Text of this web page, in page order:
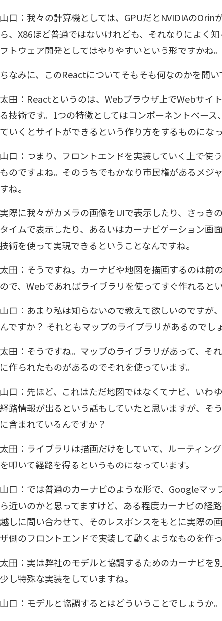
山口：我々の計算機としては、GPUだとNVIDIAのOrin
ら、X86ほど普通ではないけれども、それなりによく
フトウェア開発としてはやりやすいという形ですかね。
ちなみに、このReactについてそもそも何なのかを聞
太田：Reactというのは、Webブラウザ上でWebサイ
る技術です。1つの特徴としてはコンポーネントベー
ていくとサイトができるという作り方をするものにな
山口：つまり、フロントエンドを実装していく上で使
ものですよね。そのうちでもかなり市民権があるメジ
すね。
実際に我々がカメラの画像をUIで表示したり、さっき
タイムで表示したり、あるいはカーナビゲーション画
技術を使って実現できるということなんですね。
太田：そうですね。カーナビや地図を描画するのは前
ので、Webであればライブラリを使ってすぐ作れると
山口：あまり私は知らないので教えて欲しいのですが
んですか？ それともマップのライブラリがあるのでし
太田：そうですね。マップのライブラリがあって、そ
に作られたものがあるのでそれを使っています。
山口：先ほど、これはただ地図ではなくてナビ、いわ
経路情報が出るという話もしていたと思いますが、そ
に含まれているんですか？
太田：ライブラリは描画だけをしていて、ルーティン
を叩いて経路を得るというものになっています。
山口：では普通のカーナビのような形で、Googleマッ
ら近いのかと思ってますけど、ある程度カーナビの経
越しに問い合わせて、そのレスポンスをもとに実際の
ザ側のフロントエンドで実装して動くようなものを作
太田：実は弊社のモデルと協調するためのカーナビを
少し特殊な実装をしていますね。
山口：モデルと協調するとはどういうことでしょうか。